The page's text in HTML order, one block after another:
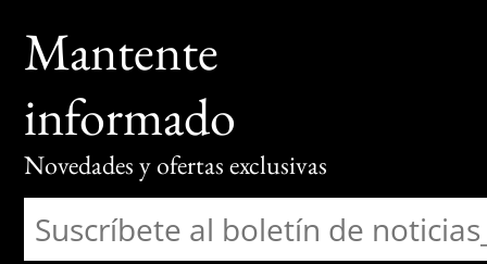
Mantente
informado
Novedades y ofertas exclusivas